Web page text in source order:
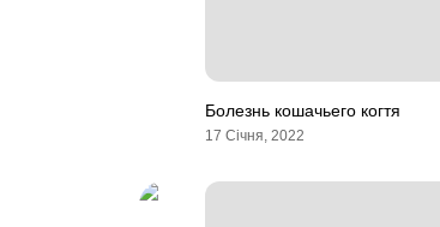
Болезнь кошачьего когтя
17 Січня, 2022